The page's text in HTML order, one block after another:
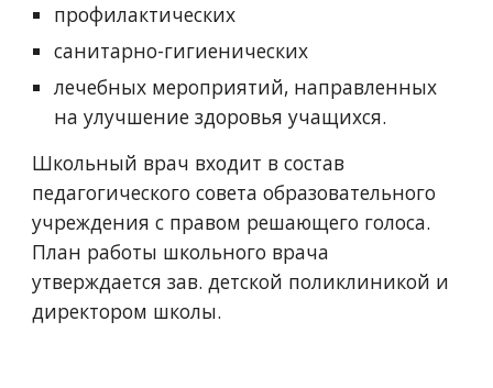
профилактических
санитарно-гигиенических
лечебных мероприятий, направленных
на улучшение здоровья учащихся.
Школьный врач входит в состав
педагогического совета образовательного
учреждения с правом решающего голоса.
План работы школьного врача
утверждается зав. детской поликлиникой и
директором школы.